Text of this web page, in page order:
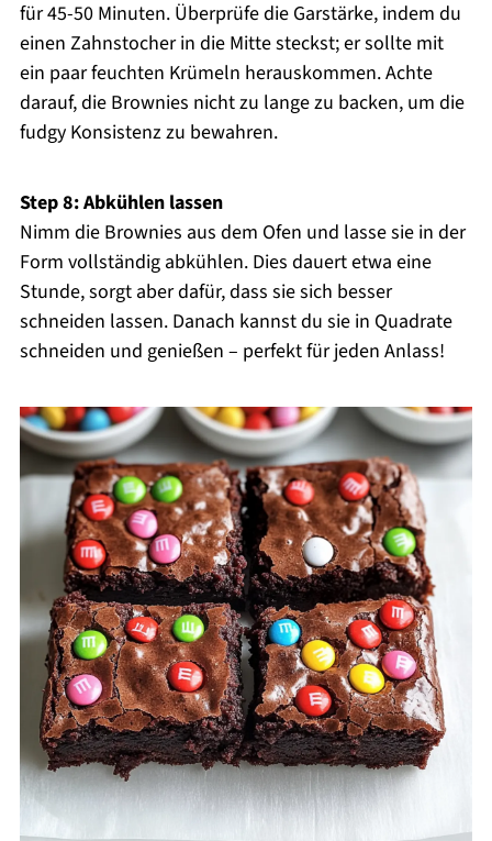
für 45-50 Minuten. Überprüfe die Garstärke, indem du
einen Zahnstocher in die Mitte steckst; er sollte mit
ein paar feuchten Krümeln herauskommen. Achte
darauf, die Brownies nicht zu lange zu backen, um die
fudgy Konsistenz zu bewahren.
Step 8: Abkühlen lassen
Nimm die Brownies aus dem Ofen und lasse sie in der
Form vollständig abkühlen. Dies dauert etwa eine
Stunde, sorgt aber dafür, dass sie sich besser
schneiden lassen. Danach kannst du sie in Quadrate
schneiden und genießen – perfekt für jeden Anlass!